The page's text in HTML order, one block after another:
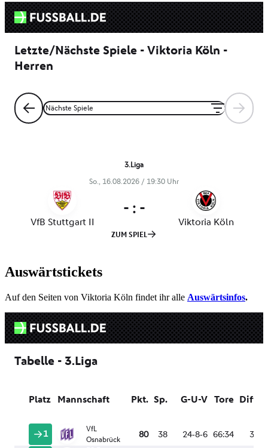
Auswärtstickets
Auf den Seiten von Viktoria Köln findet ihr alle Auswärtsinfos.